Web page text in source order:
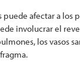
afectar a los
involucrar el
los vasos